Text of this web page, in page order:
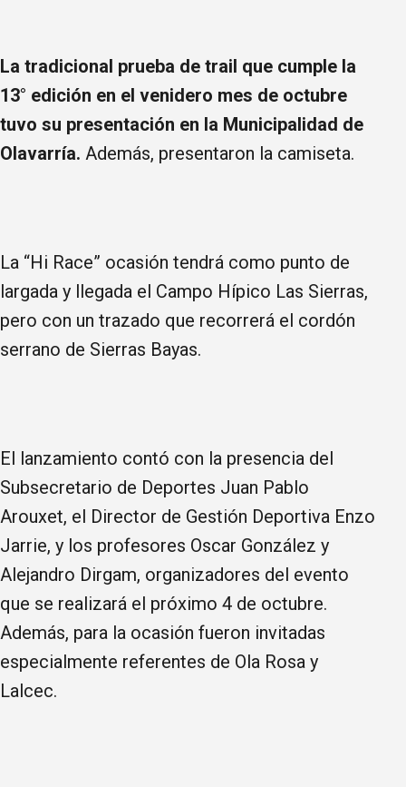
La tradicional prueba de trail que cumple la
13° edición en el venidero mes de octubre
tuvo su presentación en la Municipalidad de
Olavarría. Además, presentaron la camiseta.
La “Hi Race” ocasión tendrá como punto de
largada y llegada el Campo Hípico Las Sierras,
pero con un trazado que recorrerá el cordón
serrano de Sierras Bayas.
El lanzamiento contó con la presencia del
Subsecretario de Deportes Juan Pablo
Arouxet, el Director de Gestión Deportiva Enzo
Jarrie, y los profesores Oscar González y
Alejandro Dirgam, organizadores del evento
que se realizará el próximo 4 de octubre.
Además, para la ocasión fueron invitadas
especialmente referentes de Ola Rosa y
Lalcec.